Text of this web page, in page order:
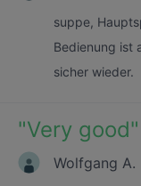
suppe,
Bedienung ist
sicher wieder.
"Very good"
Wolfgang A.